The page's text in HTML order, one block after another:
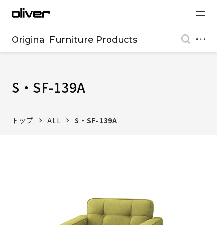
Original Furniture Products
S・SF-139A
トップ ALL S・SF-139A